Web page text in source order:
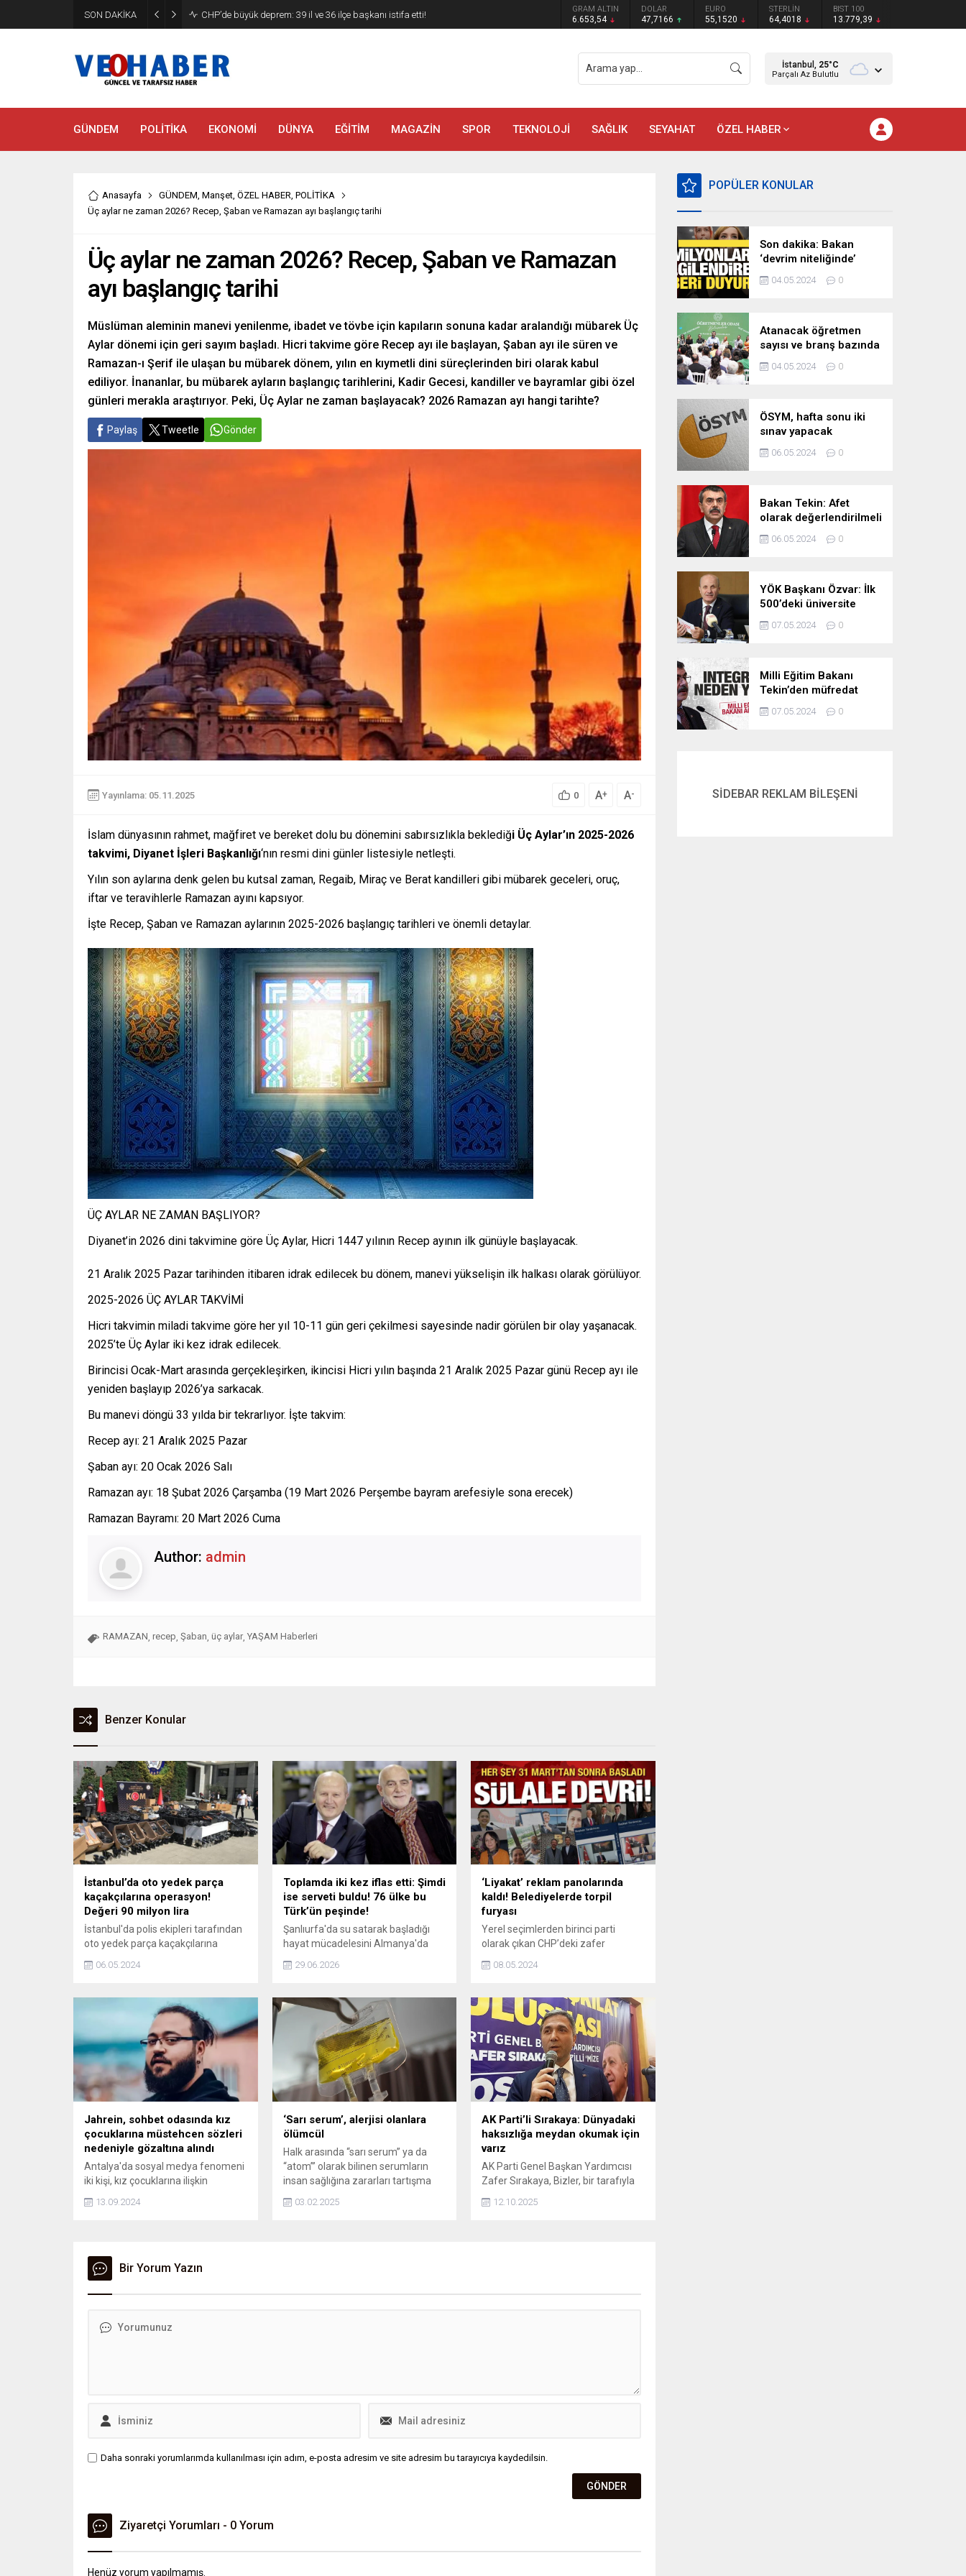
SON DAKİKA
YENİ Parti’ye geçecek ilk isim belli oldu: Mamak Belediye Başkanı CHP’den istifa
etti
GRAM ALTIN
6.653,54
DOLAR
47,7166
EURO
55,1520
STERLİN
64,4018
BIST 100
13.779,39
İstanbul, 25°C
Parçalı Az Bulutlu
GÜNDEM POLİTİKA EKONOMİ DÜNYA EĞİTİM MAGAZİN SPOR TEKNOLOJİ SAĞLIK SEYAHAT ÖZEL HABER
Anasayfa GÜNDEM, Manşet, ÖZEL HABER, POLİTİKA
Üç aylar ne zaman 2026? Recep, Şaban ve Ramazan ayı başlangıç tarihi
Üç aylar ne zaman 2026? Recep, Şaban ve Ramazan
ayı başlangıç tarihi
Müslüman aleminin manevi yenilenme, ibadet ve tövbe için kapıların sonuna kadar aralandığı mübarek Üç
Aylar dönemi için geri sayım başladı. Hicri takvime göre Recep ayı ile başlayan, Şaban ayı ile süren ve
Ramazan-ı Şerif ile ulaşan bu mübarek dönem, yılın en kıymetli dini süreçlerinden biri olarak kabul
ediliyor. İnananlar, bu mübarek ayların başlangıç tarihlerini, Kadir Gecesi, kandiller ve bayramlar gibi özel
günleri merakla araştırıyor. Peki, Üç Aylar ne zaman başlayacak? 2026 Ramazan ayı hangi tarihte?
Paylaş Tweetle Gönder
Yayınlama: 05.11.2025 0 A+ A-
İslam dünyasının rahmet, mağfiret ve bereket dolu bu dönemini sabırsızlıkla beklediği Üç Aylar’ın 2025-2026
takvimi, Diyanet İşleri Başkanlığı‘nın resmi dini günler listesiyle netleşti.
Yılın son aylarına denk gelen bu kutsal zaman, Regaib, Miraç ve Berat kandilleri gibi mübarek geceleri, oruç,
iftar ve teravihlerle Ramazan ayını kapsıyor.
İşte Recep, Şaban ve Ramazan aylarının 2025-2026 başlangıç tarihleri ve önemli detaylar.
ÜÇ AYLAR NE ZAMAN BAŞLIYOR?
Diyanet’in 2026 dini takvimine göre Üç Aylar, Hicri 1447 yılının Recep ayının ilk günüyle başlayacak.
21 Aralık 2025 Pazar tarihinden itibaren idrak edilecek bu dönem, manevi yükselişin ilk halkası olarak görülüyor.
2025-2026 ÜÇ AYLAR TAKVİMİ
Hicri takvimin miladi takvime göre her yıl 10-11 gün geri çekilmesi sayesinde nadir görülen bir olay yaşanacak.
2025’te Üç Aylar iki kez idrak edilecek.
Birincisi Ocak-Mart arasında gerçekleşirken, ikincisi Hicri yılın başında 21 Aralık 2025 Pazar günü Recep ayı ile
yeniden başlayıp 2026’ya sarkacak.
Bu manevi döngü 33 yılda bir tekrarlıyor. İşte takvim:
Recep ayı: 21 Aralık 2025 Pazar
Şaban ayı: 20 Ocak 2026 Salı
Ramazan ayı: 18 Şubat 2026 Çarşamba (19 Mart 2026 Perşembe bayram arefesiyle sona erecek)
Ramazan Bayramı: 20 Mart 2026 Cuma
Author: admin
RAMAZAN, recep, Şaban, üç aylar, YAŞAM Haberleri
Benzer Konular
İstanbul’da oto yedek parça
kaçakçılarına operasyon!
Değeri 90 milyon lira
İstanbul'da polis ekipleri tarafından
oto yedek parça kaçakçılarına
yönelik gerçekleştirilen
operasyonlarda, piyasa değeri 90
kaçak yedek parça ele geçirildi.
Operasyonda 8 şüpheli yakalandı.
06.05.2024
Toplamda iki kez iflas etti: Şimdi
ise serveti buldu! 76 ülke bu
Türk’ün peşinde!
Şanlıurfa'da su satarak başladığı
hayat mücadelesini Almanya'da
taçlandıran Kimya Mühendisi Müfit
Tarhan, sembolik bedelle aldığı
devine dönüştürdü.
29.06.2026
‘Liyakat’ reklam panolarında
kaldı! Belediyelerde torpil
furyası
Yerel seçimlerden birinci parti
olarak çıkan CHP’deki zafer
sarhoşluğu yerini kadrolaşma
hırsına bıraktı. CHP’nin ele geçirdiği
torpil furyası başladı.
08.05.2024
Jahrein, sohbet odasında kız
çocuklarına müstehcen sözleri
nedeniyle gözaltına alındı
Antalya'da sosyal medya fenomeni
iki kişi, kız çocuklarına ilişkin
gözaltına alındı. İlgili kişiler hakkında
kişilerden birinin Jahrein lakaplı
Ahmet Sonuç olduğu bildirildi.
13.09.2024
‘Sarı serum’, alerjisi olanlara
ölümcül
Halk arasında “sarı serum” ya da
“atom”’ olarak bilinen serumların
insan sağlığına zararları tartışma
03.02.2025
AK Parti’li Sırakaya: Dünyadaki
haksızlığa meydan okumak için
varız
AK Parti Genel Başkan Yardımcısı
Zafer Sırakaya, Bizler, bir tarafıyla
tarafıyla tüm bu dünyadaki
12.10.2025
Bir Yorum Yazın
Daha sonraki yorumlarımda kullanılması için adım, e-posta adresim ve site adresim bu tarayıcıya kaydedilsin.
Ziyaretçi Yorumları - 0 Yorum
Henüz yorum yapılmamış.
POPÜLER KONULAR
Son dakika: Bakan
‘devrim niteliğinde’
deyip duyurdu!
Milyonları ilgilendiren
04.05.2024 0
Atanacak öğretmen
sayısı ve branş bazında
kontenjan dağılımları
pazartesi belli oluyor
04.05.2024 0
ÖSYM, hafta sonu iki
sınav yapacak
06.05.2024 0
Bakan Tekin: Afet
olarak değerlendirilmeli
06.05.2024 0
YÖK Başkanı Özvar: İlk
500’deki üniversite
sayımızı 10’a çıkarmayı
hedefliyoruz
07.05.2024 0
Milli Eğitim Bakanı
Tekin’den müfredat
açıklaması! İntegral
neden yok? İşte
07.05.2024 0
SİDEBAR REKLAM BİLEŞENİ